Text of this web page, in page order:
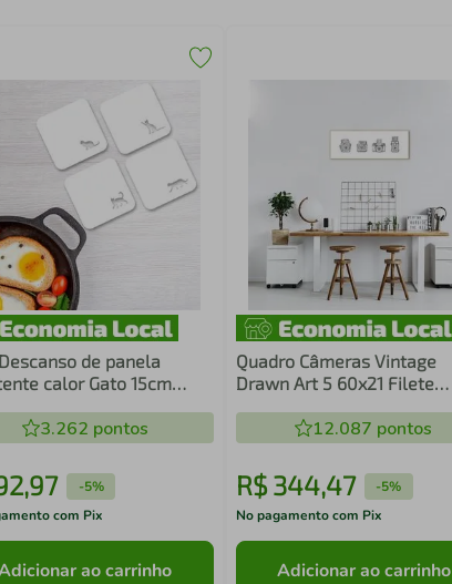
de panela
calor Gato 15cm
3.262 pontos
,97 -5%
com Pix
ao carrinho
Quadro Câmeras Vintage
Drawn Art 5 60x21 Filete
12.087 pontos
R$ 344,47 -5%
No pagamento com Pix
Adicionar ao carrinho